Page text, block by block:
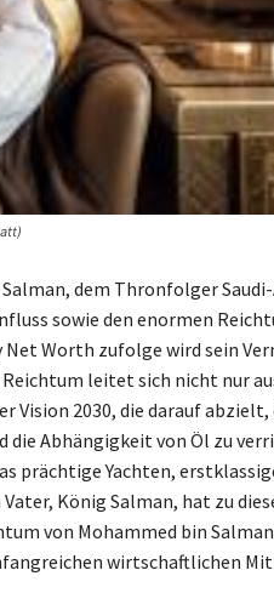
dem Thronfolger
sowie den enormen
Worth zufolge wird sein
leitet sich nicht nur
Vision 2030, die darauf
Abhängigkeit von Öl zu
prächtige Yachten,
König Salman, hat zu
von Mohammed bin
wirtschaftlichen